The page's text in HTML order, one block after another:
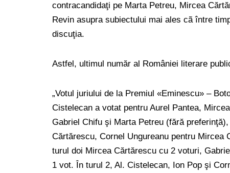
contracandidaţi pe Marta Petreu, Mircea
Revin asupra subiectului mai ales cã între
discuţia.
Astfel, ultimul număr al României literare
„Votul juriului de la Premiul «Eminescu» –
Cistelecan a votat pentru Aurel Pantea,
Gabriel Chifu şi Marta Petreu (fără
Cărtărescu, Cornel Ungureanu pentru
turul doi Mircea Cărtărescu cu 2 voturi,
1 vot. În turul 2, Al. Cistelecan, Ion Pop şi